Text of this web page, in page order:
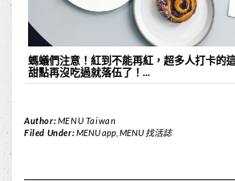
螞蟻們注意！紅到不能再紅，超多人打卡的
甜點再沒吃過就落伍了！...
Author:MENU Taiwan
Filed Under:MENU app, MENU 找活誌